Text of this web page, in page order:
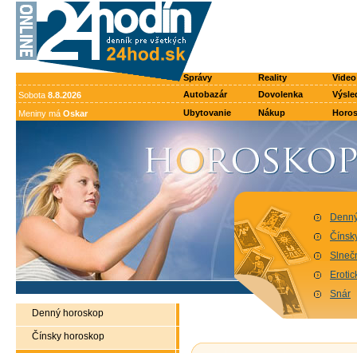
Správy Reality
Video
Sobota 8.8.2026 Autobazár Dovolenka
Meniny má Oskar Ubytovanie Nákup
Snár
Denný horoskop
Čínsky horoskop